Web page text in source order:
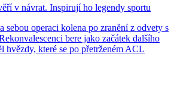
v návrat. Inspirují ho legendy sportu
sebou operaci kolena po zranění z odvety s
bere jako začátek dalšího
hvězdy, které se po přetrženém ACL